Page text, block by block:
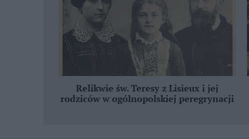
Relikwie św. Teresy z Lisieux i jej
rodziców w ogólnopolskiej peregrynacji